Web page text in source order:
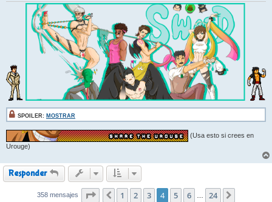
SPOILER: MOSTRAR
(Usa esto si crees en
Urouge)
Responder
358 mensajes Página de 24
Anterior
1 2 3 4 5 6 24